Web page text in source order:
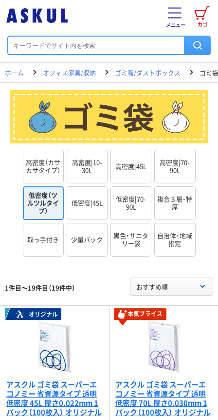
カゴ
メニュー
ホーム オフィス家具/収納 ゴミ箱/ダストボックス ゴミ
高密度（カサ
カサタイプ）
高密度|10-
30L
高密度|45L
高密度|70-
90L
低密度（ツ
ルツルタイ
プ）
低密度|45L
低密度|70-
90L
複合３層・特
厚
取っ手付き 少量パック
黒色・サニタ
リー袋
自治体・地域
指定
1件目～19件目（19件中） おすすめ順
オリジナル
アスクル ゴミ袋 スーパーエ
コノミー 省資源タイプ 透明
低密度 45L 厚さ0.022mm 1
パック（100枚入） オリジナル
本気プライス
アスクル ゴミ袋 スーパーエ
コノミー 省資源タイプ 透明
低密度 70L 厚さ0.030mm 1
パック（100枚入） オリジナル